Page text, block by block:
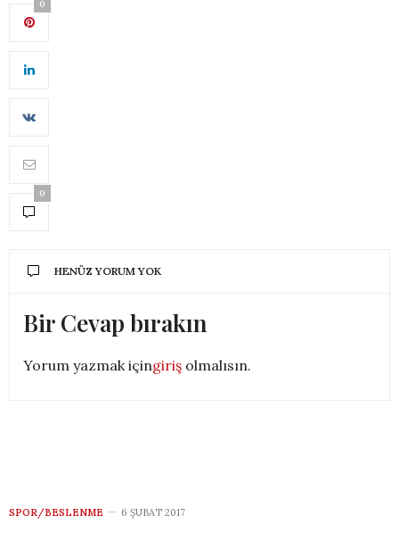
0
0
HENÜZ YORUM YOK
Bir Cevap bırakın
Yorum yazmak içingiriş olmalısın.
SPOR/BESLENME 6 ŞUBAT 2017